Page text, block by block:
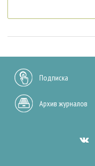
Подписка
Архив журналов